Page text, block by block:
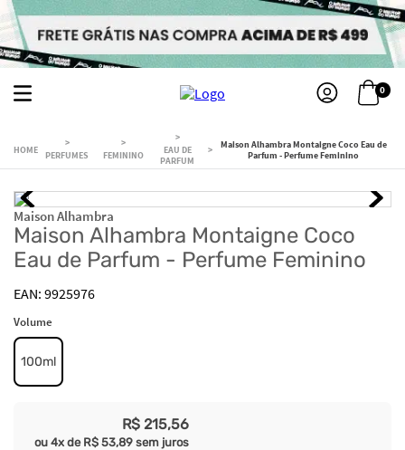
0
PERFUMES FEMININO
EAU DE
PARFUM
Maison Alhambra Montaigne Coco Eau de
Parfum - Perfume Feminino
Maison Alhambra
Maison Alhambra Montaigne Coco
Eau de Parfum - Perfume Feminino
9925976
Volume
100ml
R$ 215,56
ou 4x de R$ 53,89 sem juros